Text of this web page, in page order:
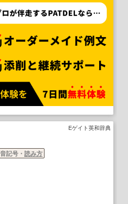
Eゲイト英和辞典
記号・ 読み方